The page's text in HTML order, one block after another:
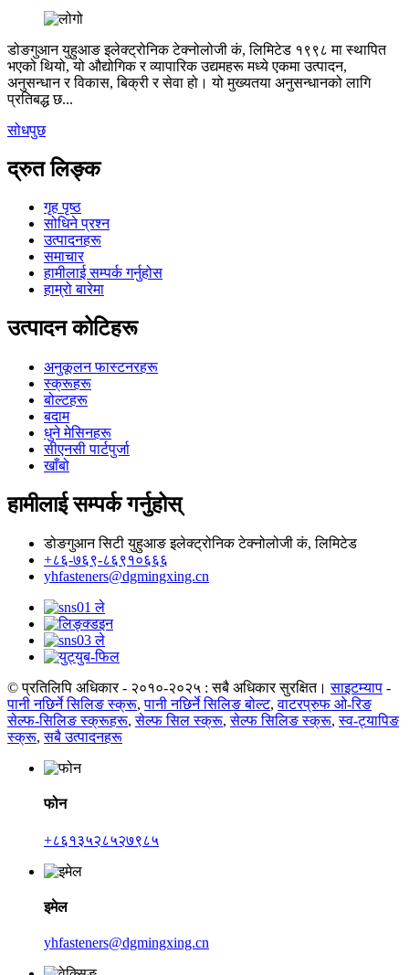
डोङगुआन युहुआङ इलेक्ट्रोनिक टेक्नोलोजी कं, लिमिटेड १९९८ मा स्थापित
भएको थियो, यो औद्योगिक र व्यापारिक उद्यमहरू मध्ये एकमा उत्पादन,
अनुसन्धान र विकास, बिक्री र सेवा हो। यो मुख्यतया अनुसन्धानको लागि
प्रतिबद्ध छ...
सोधपुछ
द्रुत लिङ्क
गृह पृष्ठ
सोधिने प्रश्न
उत्पादनहरू
समाचार
हामीलाई सम्पर्क गर्नुहोस
हाम्रो बारेमा
उत्पादन कोटिहरू
अनुकूलन फास्टनरहरू
स्क्रूहरू
बोल्टहरू
बदाम
धुने मेसिनहरू
सीएनसी पार्टपुर्जा
खाँबो
हामीलाई सम्पर्क गर्नुहोस्
डोङगुआन सिटी युहुआङ इलेक्ट्रोनिक टेक्नोलोजी कं, लिमिटेड
+८६-७६९-८६९१०६६६
yhfasteners@dgmingxing.cn
© प्रतिलिपि अधिकार - २०१०-२०२५ : सबै अधिकार सुरक्षित। साइटम्याप -
पानी नछिर्ने सिलिङ स्क्रू,पानी नछिर्ने सिलिङ बोल्ट,वाटरप्रुफ ओ-रिङ
सेल्फ-सिलिङ स्क्रूहरू,सेल्फ सिल स्क्रू,सेल्फ सिलिङ स्क्रू,स्व-ट्यापिङ
स्क्रू,सबै उत्पादनहरू
फोन
+८६१३५२८५२७९८५
इमेल
yhfasteners@dgmingxing.cn